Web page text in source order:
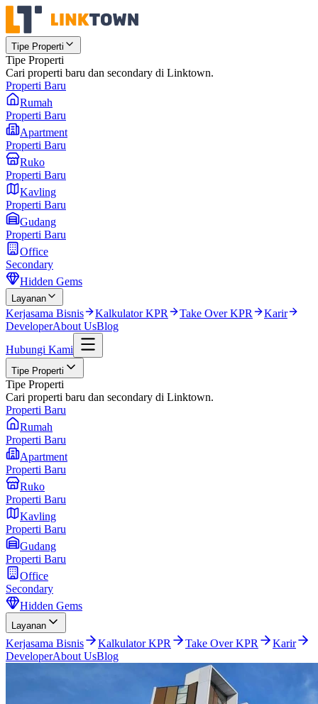
Tipe Properti
Tipe Properti
Cari properti baru dan secondary di Linktown.
Properti Baru
Rumah
Properti Baru
Apartment
Properti Baru
Ruko
Properti Baru
Kavling
Properti Baru
Gudang
Properti Baru
Office
Secondary
Hidden Gems
Layanan
Kerjasama Bisnis Kalkulator KPR Take Over KPR
Karir
DeveloperAbout UsBlog
Hubungi Kami
Tipe Properti
Tipe Properti
Cari properti baru dan secondary di Linktown.
Properti Baru
Rumah
Properti Baru
Apartment
Properti Baru
Ruko
Properti Baru
Kavling
Properti Baru
Gudang
Properti Baru
Office
Secondary
Hidden Gems
Layanan
Kerjasama Bisnis Kalkulator KPR Take Over KPR
Karir
DeveloperAbout UsBlog